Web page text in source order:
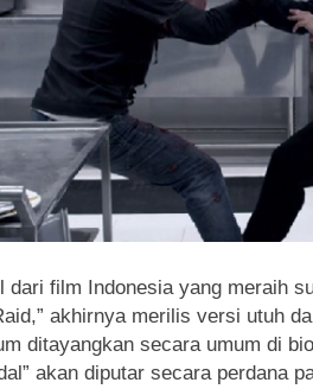
dari film Indonesia yang meraih
akhirnya merilis versi utuh
ditayangkan secara umum di
akan diputar secara perdana